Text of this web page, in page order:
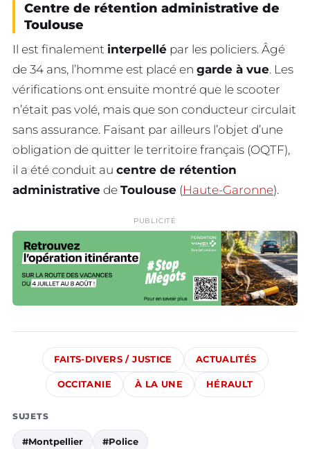
Centre de rétention administrative de
Toulouse
Il est finalement interpellé par les policiers. Âgé
de 34 ans, l’homme est placé en garde à vue. Les
vérifications ont ensuite montré que le scooter
n’était pas volé, mais que son conducteur circulait
sans assurance. Faisant par ailleurs l’objet d’une
obligation de quitter le territoire français (OQTF),
il a été conduit au centre de rétention
administrative de Toulouse (Haute-Garonne).
PUBLICITÉ
FAITS-DIVERS / JUSTICE ACTUALITÉS
OCCITANIE À LA UNE HÉRAULT
SUJETS
#Montpellier #Police